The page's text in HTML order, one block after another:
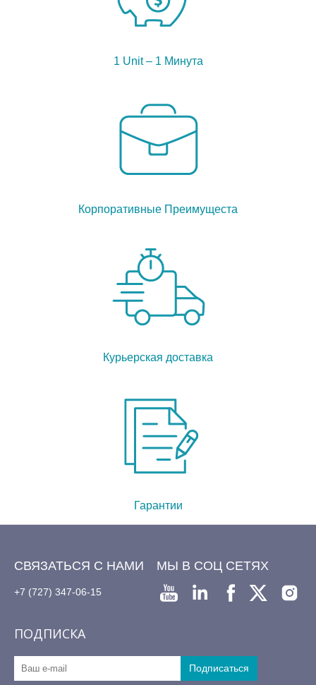
1 Unit – 1 Минута
Корпоративные Преимущеста
Курьерская доставка
Гарантии
СВЯЗАТЬСЯ С НАМИ
+7 (727) 347-06-15
МЫ В СОЦ СЕТЯХ
ПОДПИСКА